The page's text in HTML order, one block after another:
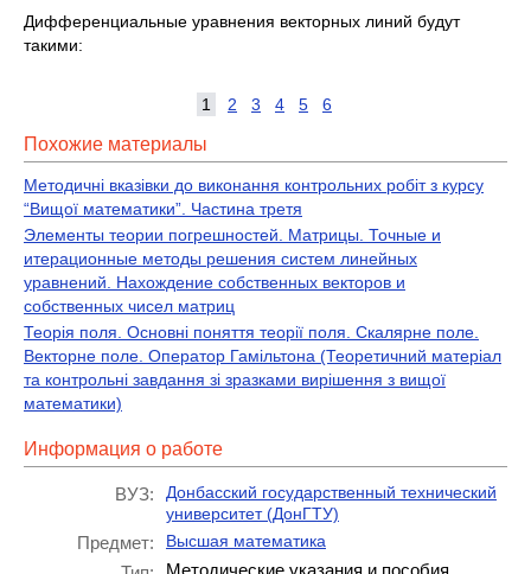
Дифференциальные уравнения векторных линий будут
такими:
1 2 3 4 5 6
Похожие материалы
Методичні вказівки до виконання контрольних робіт з курсу
“Вищої математики”. Частина третя
Элементы теории погрешностей. Матрицы. Точные и
итерационные методы решения систем линейных
уравнений. Нахождение собственных векторов и
собственных чисел матриц
Теорія поля. Основні поняття теорії поля. Скалярне поле.
Векторне поле. Оператор Гамільтона (Теоретичний матеріал
та контрольні завдання зі зразками вирішення з вищої
математики)
Информация о работе
ВУЗ:
Донбасский государственный технический
университет (ДонГТУ)
Предмет: Высшая математика
Методические указания и пособия